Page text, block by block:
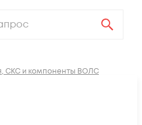
СКС и компоненты ВОЛС